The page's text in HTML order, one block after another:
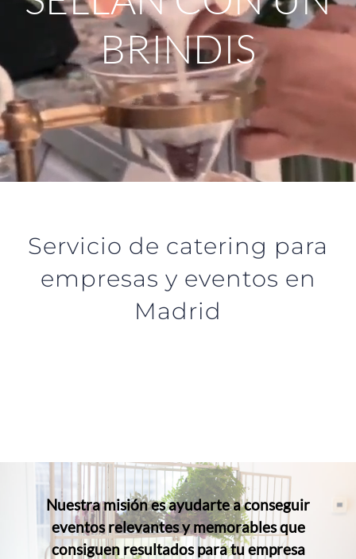
BRINDIS
Servicio de catering para
empresas y eventos en
Madrid
Nuestra misión es ayudarte a conseguir
eventos relevantes y memorables que
consiguen resultados para tu empresa